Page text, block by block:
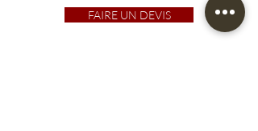
FAIRE UN DEVIS